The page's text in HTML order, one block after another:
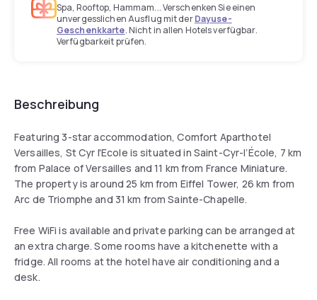
Spa, Rooftop, Hammam... Verschenken Sie einen
unvergesslichen Ausflug mit derDayuse-
Geschenkkarte. Nicht in allen Hotels verfügbar.
Verfügbarkeit prüfen.
Beschreibung
Featuring 3-star accommodation, Comfort Aparthotel
Versailles, St Cyr l'Ecole is situated in Saint-Cyr-lʼÉcole, 7 km
from Palace of Versailles and 11 km from France Miniature.
The property is around 25 km from Eiffel Tower, 26 km from
Arc de Triomphe and 31 km from Sainte-Chapelle.
Free WiFi is available and private parking can be arranged at
an extra charge. Some rooms have a kitchenette with a
fridge. All rooms at the hotel have air conditioning and a
desk.